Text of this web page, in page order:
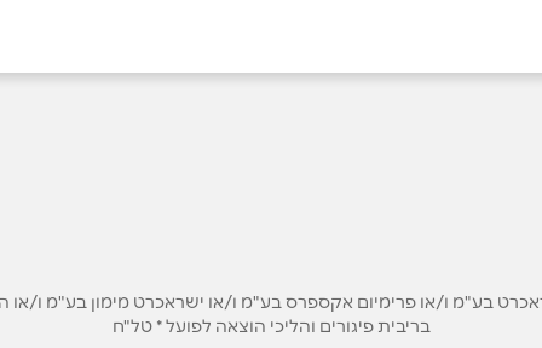
בע"מ ו/או פרימיום אקספרס בע"מ ו/או ישראכרט מימון בע"מ ו/או
בריבית פיגורים והליכי הוצאה לפועל * טל"ח